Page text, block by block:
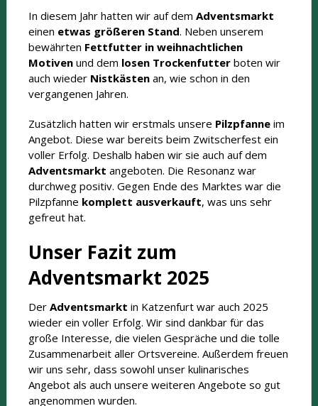
In diesem Jahr hatten wir auf dem Adventsmarkt
einen etwas größeren Stand. Neben unserem
bewährten Fettfutter in weihnachtlichen
Motivenund dem losen Trockenfutterboten wir
auch wieder Nistkästenan, wie schon in den
vergangenen Jahren.
Zusätzlich hatten wir erstmals unsere Pilzpfanneim
Angebot. Diese war bereits beim Zwitscherfest ein
voller Erfolg. Deshalb haben wir sie auch auf dem
Adventsmarkt angeboten. Die Resonanz war
durchweg positiv. Gegen Ende des Marktes war die
Pilzpfanne komplett ausverkauft, was uns sehr
gefreut hat.
Unser Fazit zum
Adventsmarkt 2025
Der Adventsmarkt in Katzenfurt war auch 2025
wieder ein voller Erfolg. Wir sind dankbar für das
große Interesse, die vielen Gespräche und die tolle
Zusammenarbeit aller Ortsvereine. Außerdem freuen
wir uns sehr, dass sowohl unser kulinarisches
Angebot als auch unsere weiteren Angebote so gut
angenommen wurden.